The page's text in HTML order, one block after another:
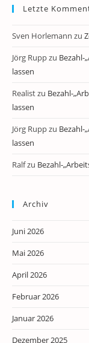
Letzte
Sven Horlemann zu
Jörg Ruppzu Bezahl-
lassen
Realistzu Bezahl-
lassen
Jörg Ruppzu Bezahl-
lassen
Ralfzu Bezahl-
Archiv
Juni 2026
Mai 2026
April 2026
Februar 2026
Januar 2026
Dezember 2025